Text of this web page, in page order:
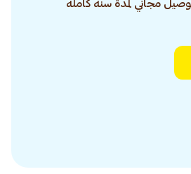
مجاني لمدة سنة كاملة